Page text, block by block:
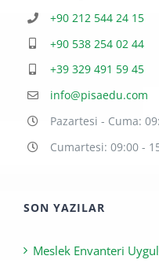
+90 212 544 24 15
+90 538 254 02 44
+39 329 491 59 45
info@pisaedu.com
Pazartesi - Cuma:
Cumartesi: 09:00 -
SON YAZILAR
Meslek Envanteri